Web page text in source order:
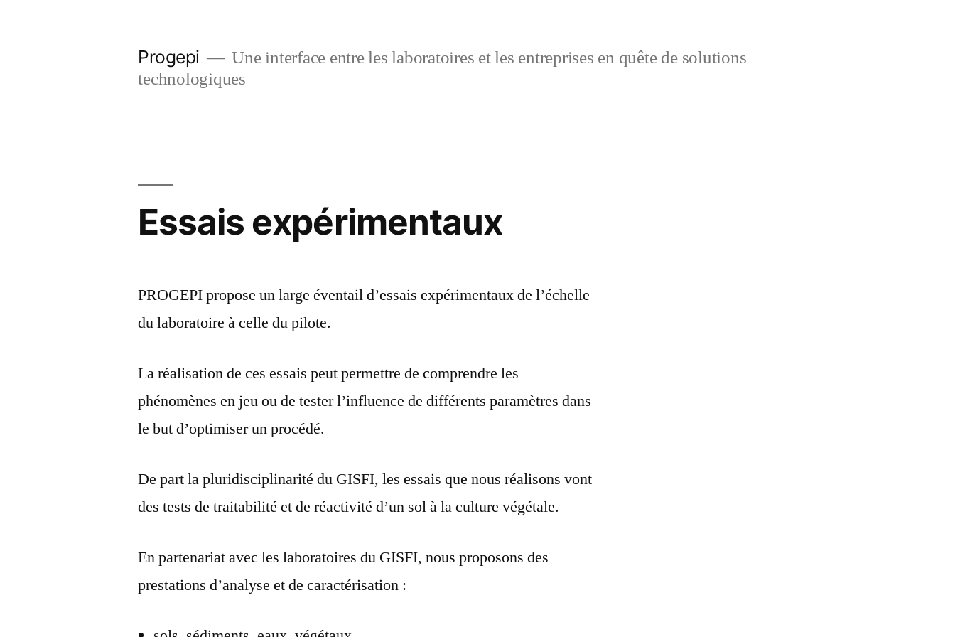
Progepi
Une interface entre les laboratoires et les entreprises en quête de solutions
technologiques
Essais expérimentaux
PROGEPI propose un large éventail d’essais expérimentaux de l’échelle
du laboratoire à celle du pilote.
La réalisation de ces essais peut permettre de comprendre les
phénomènes en jeu ou de tester l’influence de différents paramètres dans
le but d’optimiser un procédé.
De part la pluridisciplinarité du GISFI, les essais que nous réalisons vont
des tests de traitabilité et de réactivité d’un sol à la culture végétale.
En partenariat avec les laboratoires du GISFI, nous proposons des
prestations d’analyse et de caractérisation :